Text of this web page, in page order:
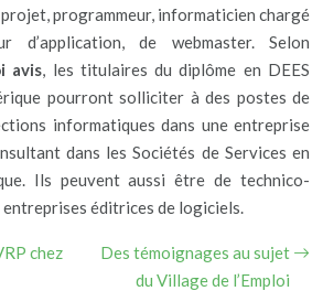
programmeur, informaticien chargé
d’application, de webmaster. Selon
avis, les titulaires du diplôme en DEES
pourront solliciter à des postes de
informatiques dans une entreprise
dans les Sociétés de Services en
Ils peuvent aussi être de technico-
entreprises éditrices de logiciels.
chez
Des témoignages au sujet
du Village de l’Emploi